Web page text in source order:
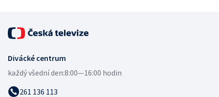
Divácké centrum
každý všední den:8:00—16:00 hodin
261 136 113